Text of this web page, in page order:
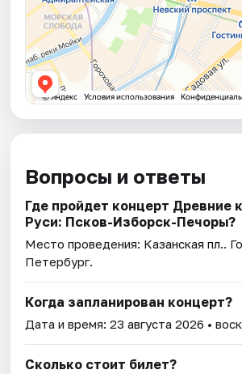
Вопросы и ответы
Где пройдет концерт Древние
Руси: Псков-Изборск-Печоры?
Место проведения: Казанская пл..
Петербург.
Когда запланирован концерт?
Дата и время:23 августа 2026 •
Сколько стоит билет?